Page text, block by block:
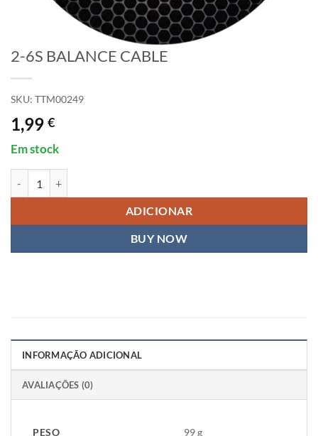
2-6S BALANCE CABLE
SKU: TTM00249
1,99 €
Em stock
ADICIONAR
BUY NOW
INFORMAÇÃO ADICIONAL
AVALIAÇÕES (0)
PESO 99 g